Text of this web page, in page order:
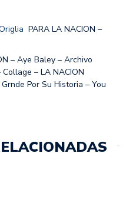
PARA LA NACION –
– Aye Baley – Archivo
– LA NACION
Por Su Historia – You